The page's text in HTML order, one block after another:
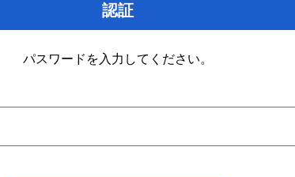
認証
パスワードを入力してください。